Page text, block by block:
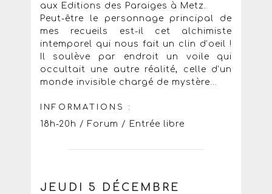
aux Editions des Paraiges à Metz.
Peut-être le personnage principal de
mes recueils est-il cet alchimiste
intemporel qui nous fait un clin d’oeil !
Il soulève par endroit un voile qui
occultait une autre réalité, celle d’un
monde invisible chargé de mystère...
INFORMATIONS :
18h-20h / Forum / Entrée libre
JEUDI 5 DÉCEMBRE